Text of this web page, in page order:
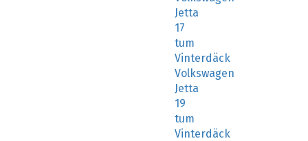
Jetta
17
tum
Vinterdäck
Volkswagen
Jetta
19
tum
Vinterdäck